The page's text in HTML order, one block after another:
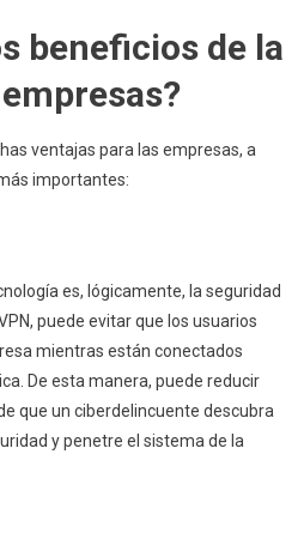
beneficios de la
ventajas para las empresas, a
importantes:
es, lógicamente, la seguridad
puede evitar que los usuarios
mientras están conectados
De esta manera, puede reducir
que un ciberdelincuente descubra
y penetre el sistema de la